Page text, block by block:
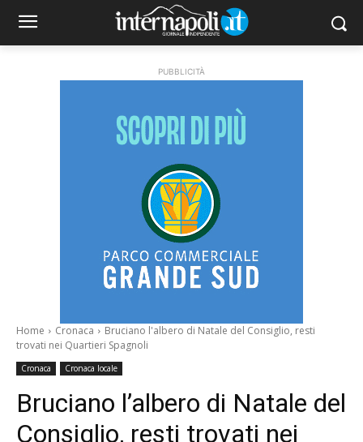
PUBBLICITÀ
Home Cronaca
Bruciano l'albero di Natale del Consiglio, resti
trovati nei Quartieri Spagnoli
Cronaca Cronaca locale
Bruciano l’albero di Natale del
Consiglio, resti trovati nei